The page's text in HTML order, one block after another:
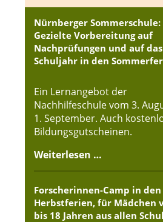
Nürnberger Sommerschule:
Gezielte Vorbereitung auf
Nachprüfungen und auf
Schuljahr in den
Ein Lernangebot der
Nachhilfeschule vom 3.
1. September. Auch
Bildungsgutscheinen.
Weiterlesen …
Forscherinnen-Camp in den
Herbstferien, für Mädchen
bis 18 Jahren aus allen